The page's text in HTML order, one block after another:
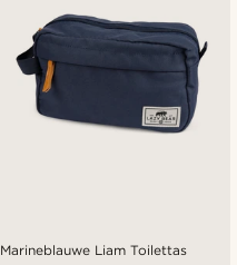
Marineblauwe Liam Toilettas